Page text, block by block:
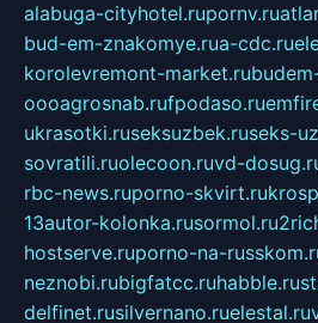
alabuga-cityhotel.rupornv.ru
bud-em-znakomye.rua-cdc.ru
korolevremont-market.ru
oooagrosnab.rufpodaso.ru
ukrasotki.ruseksuzbek.ruseks-
sovratili.ruolecoon.ruvd-
rbc-news.ruporno-skvirt.ru
13autor-kolonka.rusormol.ru
hostserve.ruporno-na-
neznobi.rubigfatcc.ruhabble.ru
delfinet.rusilvernano.ruelestal.ru